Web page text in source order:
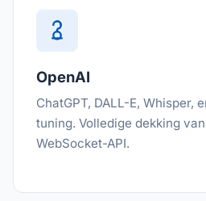
OpenAI
ChatGPT, DALL-E, Whisper,
tuning. Volledige dekking van
WebSocket-API.